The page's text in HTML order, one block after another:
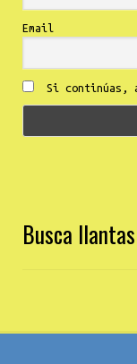
Email
Si continúas,
Busca